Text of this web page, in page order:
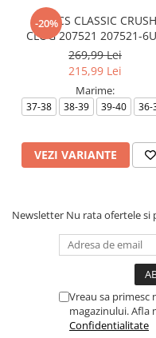
-20%
CROCS CLASSIC CRUSH
CLOG 207521 207521-
269,99 Lei
215,99 Lei
Marime:
37-38 38-39 39-40 36-
VEZI VARIANTE
Newsletter Nu rata ofertele
Vreau sa
magazinului. Afla
Confidentialitate